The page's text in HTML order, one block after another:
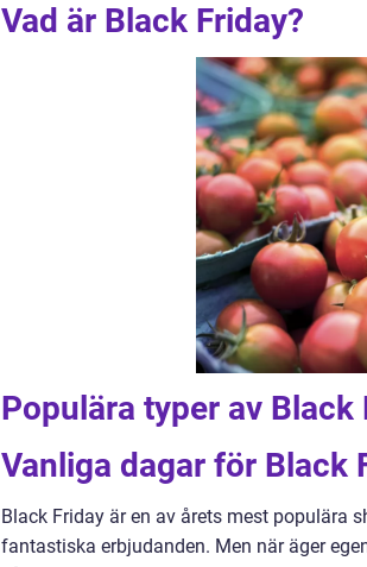
Vad är Black Friday?
Populära typer av Black
Vanliga dagar för Black
Black Friday är en av årets mest populära
fantastiska erbjudanden. Men när äger